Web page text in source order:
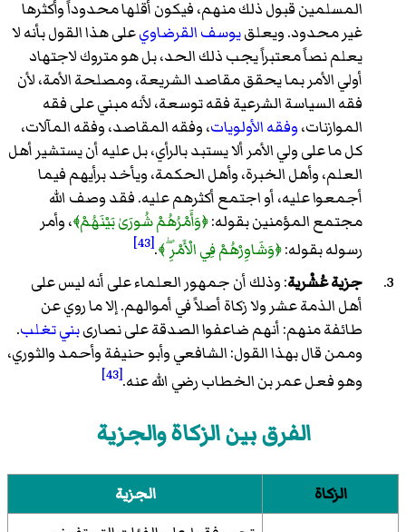
المسلمين قبول ذلك منهم، فيكون أقلها محدوداً وأكثرها
غير محدود. ويعلقيوسف القرضاويعلى هذا القول بأنه لا
يعلم نصاً معتبراً يجب ذلك الحد، بل هو متروك لاجتهاد
أولي الأمر بما يحقق مقاصد الشريعة، ومصلحة الأمة، لأن
فقه السياسة الشرعية فقه توسعة، لأنه مبني على فقه
الموازنات،وفقه الأولويات، وفقه المقاصد، وفقه المآلات،
كل ما على ولي الأمر ألا يستبد بالرأي، بل عليه أن يستشير أهل
العلم، وأهل الخبرة، وأهل الحكمة، ويأخد برأيهم فيما
أجمعوا عليه، أو اجتمع أكثرهم عليه. فقد وصف الله
مجتمع المؤمنين بقوله:﴿وَأَمْرُهُمْ شُورَىٰ بَيْنَهُمْ﴾، وأمر
رسوله بقوله:﴿وَشَاوِرْهُمْ فِي الْأَمْرِ ۖ﴾.
[43]
جزية عُشْرية: وذلك أن جمهور العلماء على أنه ليس على
أهل الذمة عشر ولا زكاة أصلاً في أموالهم. إلا ما روي عن
طائفة منهم: أنهم ضاعفوا الصدقة على نصارىبني تغلب.
وممن قال بهذا القول: الشافعي وأبو حنيفة وأحمد والثوري،
وهو فعل عمر بن الخطاب رضي الله عنه.[43]
الفرق بين الزكاة والجزية
الزكاة الجزية